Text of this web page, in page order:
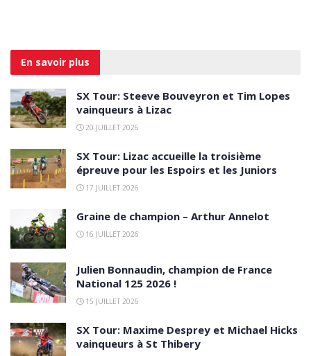
En savoir plus
SX Tour: Steeve Bouveyron et Tim Lopes
vainqueurs à Lizac
20 JUILLET 2026
SX Tour: Lizac accueille la troisième
épreuve pour les Espoirs et les Juniors
17 JUILLET 2026
Graine de champion – Arthur Annelot
16 JUILLET 2026
Julien Bonnaudin, champion de France
National 125 2026 !
15 JUILLET 2026
SX Tour: Maxime Desprey et Michael Hicks
vainqueurs à St Thibery